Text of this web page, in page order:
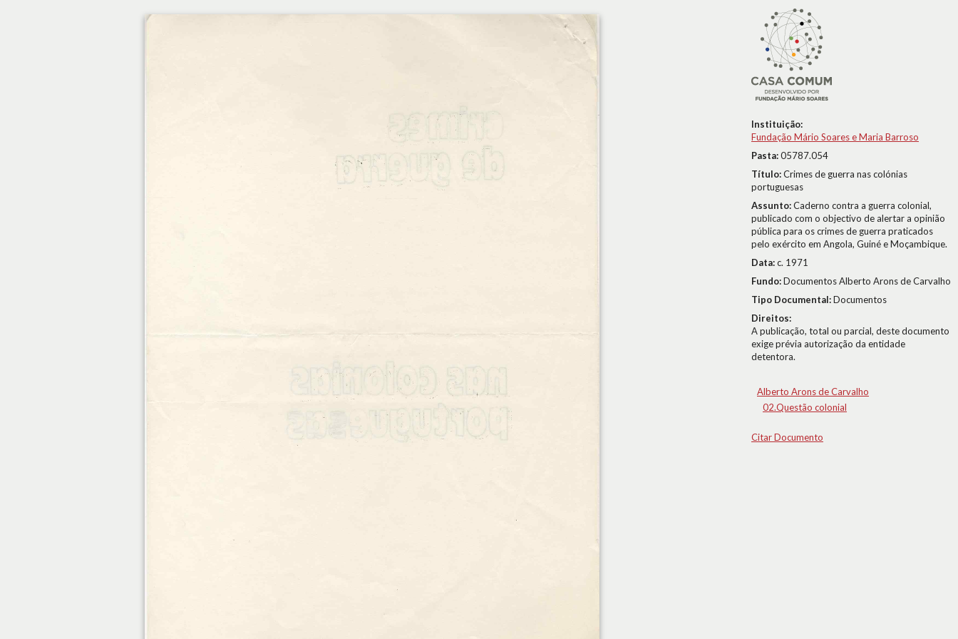
Instituição:
Fundação Mário Soares e Maria Barroso
Pasta:05787.054
Título:Crimes de guerra nas colónias
portuguesas
Assunto:Caderno contra a guerra colonial,
publicado com o objectivo de alertar a opinião
pública para os crimes de guerra praticados
pelo exército em Angola, Guiné e Moçambique.
Data:c. 1971
Fundo:Documentos Alberto Arons de Carvalho
Tipo Documental:Documentos
Direitos:
A publicação, total ou parcial, deste documento
exige prévia autorização da entidade
detentora.
Alberto Arons de Carvalho
02.Questão colonial
Citar Documento